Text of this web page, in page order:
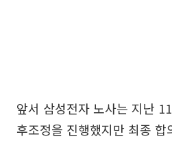
앞서 삼성전자 노사는 지난
후조정을 진행했지만 최종